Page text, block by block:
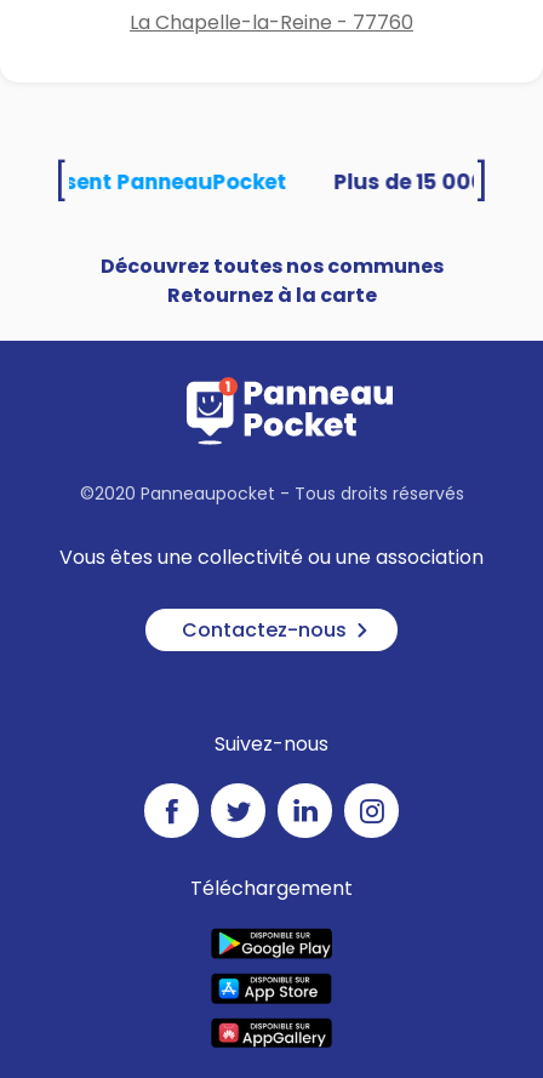
La Chapelle-la-Reine - 77760
utilisent PanneauPocket
Découvrez toutes nos communes
Retournez à la carte
©2020 Panneaupocket - Tous droits réservés
Vous êtes une collectivité ou une association
Contactez-nous
Suivez-nous
Téléchargement